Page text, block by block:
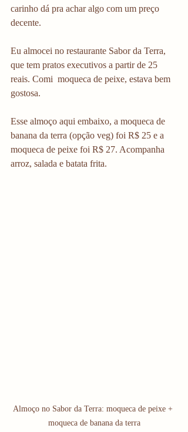
carinho dá pra achar algo com um preço
decente.
Eu almocei no restaurante Sabor da Terra,
que tem pratos executivos a partir de 25
reais. Comi  moqueca de peixe, estava bem
gostosa.
Esse almoço aqui embaixo, a moqueca de
banana da terra (opção veg) foi R$ 25 e a
moqueca de peixe foi R$ 27. Acompanha
arroz, salada e batata frita.
Almoço no Sabor da Terra: moqueca de peixe +
moqueca de banana da terra